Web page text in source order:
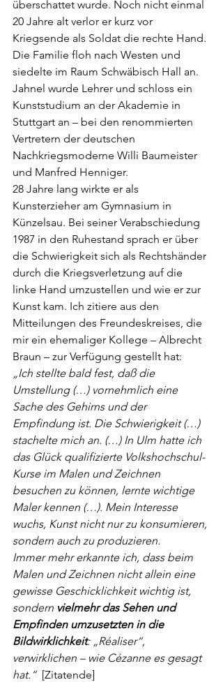
überschattet wurde. Noch nicht einmal
20 Jahre alt verlor er kurz vor
Kriegsende als Soldat die rechte Hand.
Die Familie floh nach Westen und
siedelte im Raum Schwäbisch Hall an.
Jahnel wurde Lehrer und schloss ein
Kunststudium an der Akademie in
Stuttgart an – bei den renommierten
Vertretern der deutschen
Nachkriegsmoderne Willi Baumeister
und Manfred Henniger.
28 Jahre lang wirkte er als
Kunsterzieher am Gymnasium in
Künzelsau. Bei seiner Verabschiedung
1987 in den Ruhestand sprach er über
die Schwierigkeit sich als Rechtshänder
durch die Kriegsverletzung auf die
linke Hand umzustellen und wie er zur
Kunst kam. Ich zitiere aus den
Mitteilungen des Freundeskreises, die
mir ein ehemaliger Kollege – Albrecht
Braun – zur Verfügung gestellt hat:
„Ich stellte bald fest, daß die
Umstellung (…) vornehmlich eine
Sache des Gehirns und der
Empfindung ist. Die Schwierigkeit (…)
stachelte mich an. (…) In Ulm hatte ich
das Glück qualifizierte Volkshochschul-
Kurse im Malen und Zeichnen
besuchen zu können, lernte wichtige
Maler kennen (…). Mein Interesse
wuchs, Kunst nicht nur zu konsumieren,
sondern auch zu produzieren.
Immer mehr erkannte ich, dass beim
Malen und Zeichnen nicht allein eine
gewisse Geschicklichkeit wichtig ist,
sondern vielmehr das Sehen und
Empfinden umzusetzten in die
Bildwirklichkeit: „Réaliser“,
verwirklichen – wie Cézanne es gesagt
hat.“ [Zitatende]